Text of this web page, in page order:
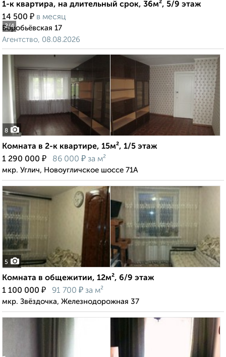
2/4
1-к квартира, на длительный срок, 36м², 5/9 этаж
14 500 ₽ в месяц
Воробьёвская 17
Агентство, 08.08.2026
8
Комната в 2-к квартире, 15м², 1/5 этаж
1 290 000 ₽ 86 000 ₽ за м²
мкр. Углич, Новоугличское шоссе 71А
5
Комната в общежитии, 12м², 6/9 этаж
1 100 000 ₽ 91 700 ₽ за м²
мкр. Звёздочка, Железнодорожная 37